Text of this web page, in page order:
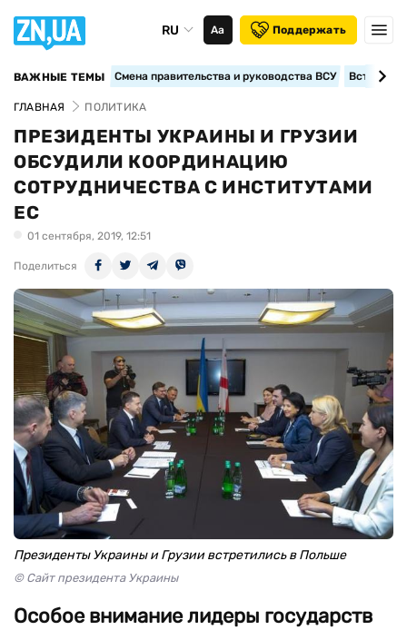
RU Аа Поддержать
ВАЖНЫЕ ТЕМЫ Смена правительства и руководства ВСУ
ГЛАВНАЯ ПОЛИТИКА
ПРЕЗИДЕНТЫ УКРАИНЫ И ГРУЗИИ
ОБСУДИЛИ КООРДИНАЦИЮ
СОТРУДНИЧЕСТВА С ИНСТИТУТАМИ
ЕС
01 сентября, 2019, 12:51
Поделиться
Президенты Украины и Грузии встретились в Польше
© Сайт президента Украины
Особое внимание лидеры государств